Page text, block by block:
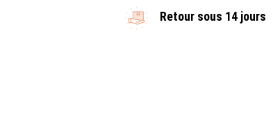
Retour sous 14 jours